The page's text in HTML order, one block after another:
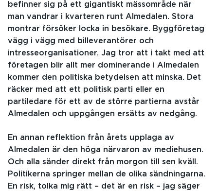
befinner sig på ett gigantiskt mässområde när
man vandrar i kvarteren runt Almedalen. Stora
montrar försöker locka in besökare. Byggföretag
vägg i vägg med billeverantörer och
intresseorganisationer. Jag tror att i takt med att
företagen blir allt mer dominerande i Almedalen
kommer den politiska betydelsen att minska. Det
räcker med att ett politisk parti eller en
partiledare för ett av de större partierna avstår
Almedalen och uppgången ersätts av nedgång.
En annan reflektion från årets upplaga av
Almedalen är den höga närvaron av mediehusen.
Och alla sänder direkt från morgon till sen kväll.
Politikerna springer mellan de olika sändningarna.
En risk, tolka mig rätt – det är en risk – jag säger